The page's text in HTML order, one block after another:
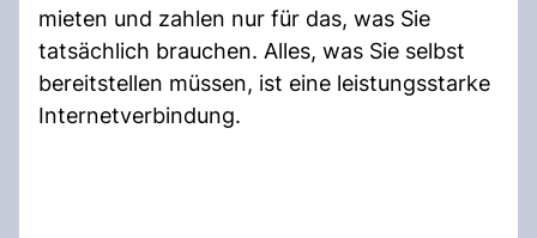
mieten und zahlen nur für das, was Sie
tatsächlich brauchen. Alles, was Sie selbst
bereitstellen müssen, ist eine leistungsstarke
Internetverbindung.